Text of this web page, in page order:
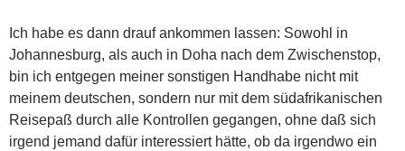
Ich habe es dann drauf ankommen lassen: Sowohl in
Johannesburg, als auch in Doha nach dem Zwischenstop,
bin ich entgegen meiner sonstigen Handhabe nicht mit
meinem deutschen, sondern nur mit dem südafrikanischen
Reisepaß durch alle Kontrollen gegangen, ohne daß sich
irgend jemand dafür interessiert hätte, ob da irgendwo ein